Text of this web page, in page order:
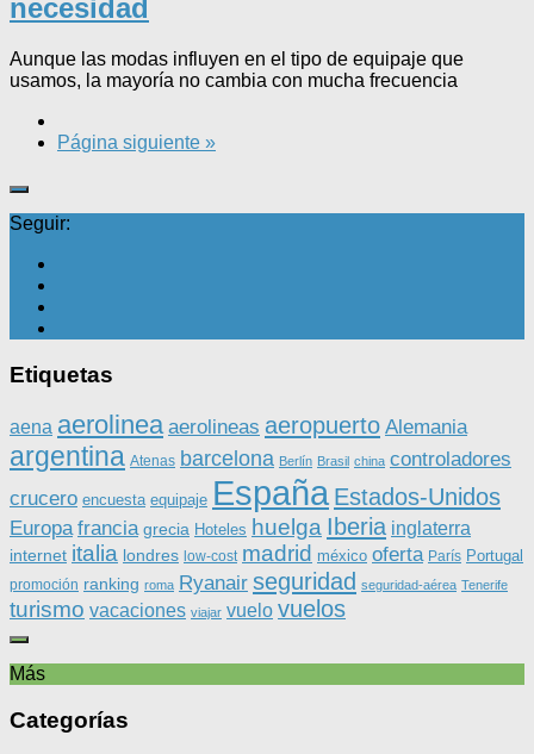
necesidad
Aunque las modas influyen en el tipo de equipaje que
usamos, la mayoría no cambia con mucha frecuencia
Página siguiente »
Seguir:
Etiquetas
aena aerolinea aerolineas aeropuerto Alemania
argentina Atenas barcelona Berlín Brasil china controladores
crucero encuesta equipaje España Estados-Unidos
Europa francia grecia Hoteles huelga Iberia inglaterra
internet italia londres low-cost madrid méxico oferta París Portugal
promoción ranking roma Ryanair seguridad seguridad-aérea Tenerife
turismo vacaciones viajar vuelo vuelos
Más
Categorías